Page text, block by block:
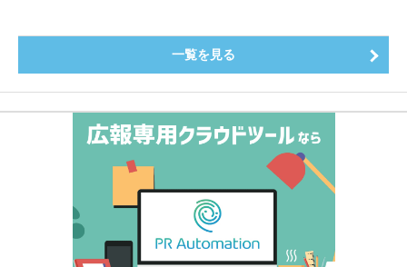
一覧を見る